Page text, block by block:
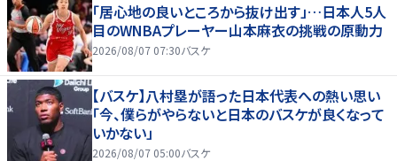
「居心地の良いところから抜け出す」…日本人5人
目のWNBAプレーヤー山本麻衣の挑戦の原動力
2026/08/07 07:30バスケ
【バスケ】八村塁が語った日本代表への熱い思い
「今、僕らがやらないと日本のバスケが良くなって
いかない」
2026/08/07 05:00バスケ